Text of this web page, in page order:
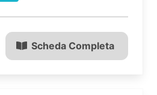
Scheda Completa